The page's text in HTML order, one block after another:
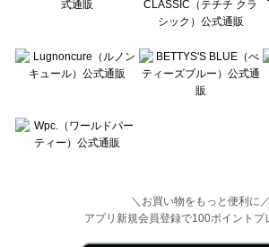
＼お買い物をもっと便利に／
アプリ新規会員登録で100ポイントプ